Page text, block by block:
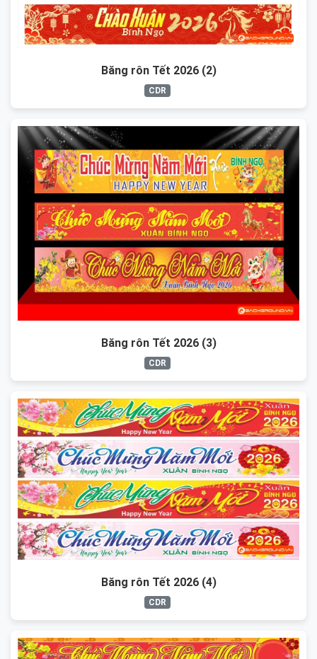
Băng rôn Tết 2026 (2)
CDR
Băng rôn Tết 2026 (3)
CDR
Băng rôn Tết 2026 (4)
CDR